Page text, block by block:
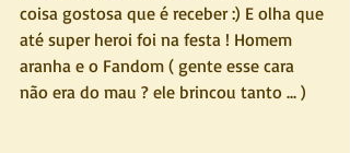
coisa gostosa que é receber :) E olha que
até super heroi foi na festa ! Homem
aranha e o Fandom ( gente esse cara
não era do mau ? ele brincou tanto ... )